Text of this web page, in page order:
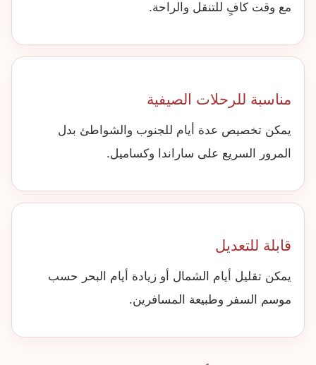
مع وقت كافٍ للتنقل والراحة.
مناسبة للرحلات الصيفية
يمكن تخصيص عدة أيام للجنوب والشواطئ بدل
المرور السريع على ساراندا وكساميل.
قابلة للتعديل
يمكن تقليل أيام الشمال أو زيادة أيام البحر حسب
موسم السفر وطبيعة المسافرين.